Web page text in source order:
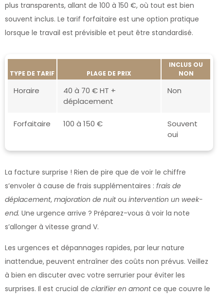
plus transparents, allant de 100 à 150 €, où tout est bien
souvent inclus. Le tarif forfaitaire est une option pratique
lorsque le travail est prévisible et peut être standardisé.
TYPE DE TARIF PLAGE DE PRIX
INCLUS OU
NON
Horaire
40 à 70 € HT +
déplacement
Non
Forfaitaire 100 à 150 €
Souvent
oui
La facture surprise ! Rien de pire que de voir le chiffre
s’envoler à cause de frais supplémentaires : frais de
déplacement, majoration de nuitou intervention un week-
end. Une urgence arrive ? Préparez-vous à voir la note
s’allonger à vitesse grand V.
Les urgences et dépannages rapides, par leur nature
inattendue, peuvent entraîner des coûts non prévus. Veillez
à bien en discuter avec votre serrurier pour éviter les
surprises. Il est crucial de clarifier en amontce que couvre le